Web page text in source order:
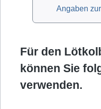
Angaben
Für den
können Sie
verwenden.